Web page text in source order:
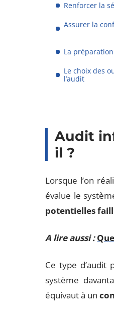
Renforcer la
Assurer la
La
Le choix des
l’audit
Audit
il ?
Lorsque l’on
évalue le
potentielles
A lire aussi :
Ce type
système
équivaut à un